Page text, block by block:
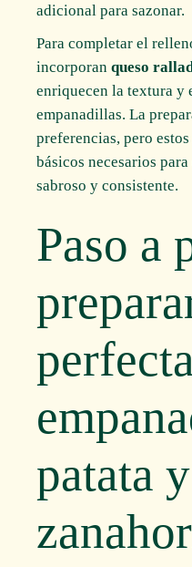
adicional para sazonar.
Para completar el
incorporanqueso
enriquecen la textura y
empanadillas. La
preferencias, pero
básicos necesarios
sabroso y consistente.
Paso a
patata y